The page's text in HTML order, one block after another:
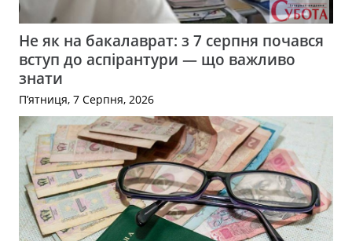
Не як на бакалаврат: з 7 серпня почався
вступ до аспірантури — що важливо
знати
П’ятниця, 7 Серпня, 2026